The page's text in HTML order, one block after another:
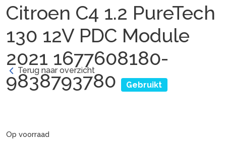
Citroen C4 1.2 PureTech
130 12V PDC Module
2021 1677608180-
9838793780
Gebruikt
Terug naar overzicht
Op voorraad